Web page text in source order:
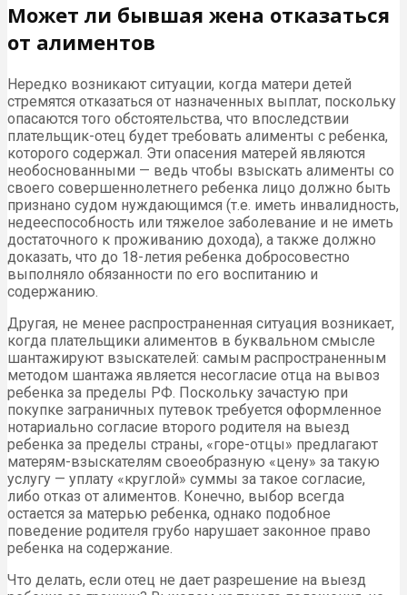
Может ли бывшая жена отказаться
от алиментов
Нередко возникают ситуации, когда матери детей
стремятся отказаться от назначенных выплат, поскольку
опасаются того обстоятельства, что впоследствии
плательщик-отец будет требовать алименты с ребенка,
которого содержал. Эти опасения матерей являются
необоснованными — ведь чтобы взыскать алименты со
своего совершеннолетнего ребенка лицо должно быть
признано судом нуждающимся (т.е. иметь инвалидность,
недееспособность или тяжелое заболевание и не иметь
достаточного к проживанию дохода), а также должно
доказать, что до 18-летия ребенка добросовестно
выполняло обязанности по его воспитанию и
содержанию.
Другая, не менее распространенная ситуация возникает,
когда плательщики алиментов в буквальном смысле
шантажируют взыскателей: самым распространенным
методом шантажа является несогласие отца на вывоз
ребенка за пределы РФ. Поскольку зачастую при
покупке заграничных путевок требуется оформленное
нотариально согласие второго родителя на выезд
ребенка за пределы страны, «горе-отцы» предлагают
матерям-взыскателям своеобразную «цену» за такую
услугу — уплату «круглой» суммы за такое согласие,
либо отказ от алиментов. Конечно, выбор всегда
остается за матерью ребенка, однако подобное
поведение родителя грубо нарушает законное право
ребенка на содержание.
Что делать, если отец не дает разрешение на выезд